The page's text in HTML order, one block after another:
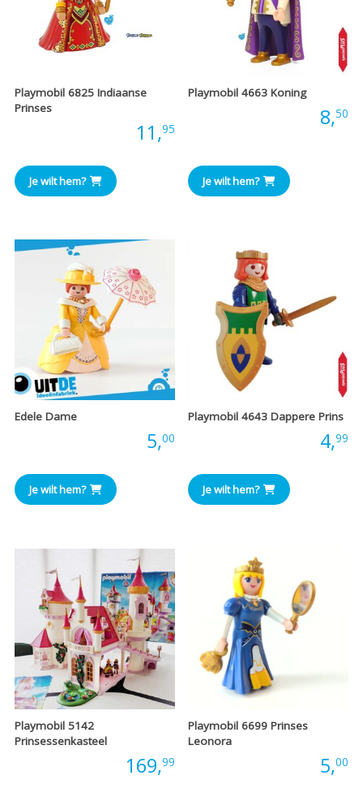
Playmobil 6825 Indiaanse
Prinses
11,95
Je wilt hem?
Playmobil 4663 Koning
8,50
Je wilt hem?
Edele Dame
5,00
Je wilt hem?
Playmobil 4643 Dappere Prins
4,99
Je wilt hem?
Playmobil 5142
Prinsessenkasteel
169,99
Playmobil 6699 Prinses
Leonora
5,00